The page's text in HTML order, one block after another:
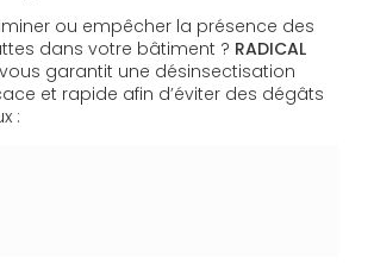
ou empêcher la présence des
dans votre bâtiment ? RADICAL
vous garantit une désinsectisation
et rapide afin d’éviter des dégâts
: